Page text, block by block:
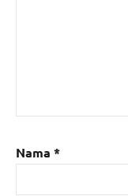
Nama *